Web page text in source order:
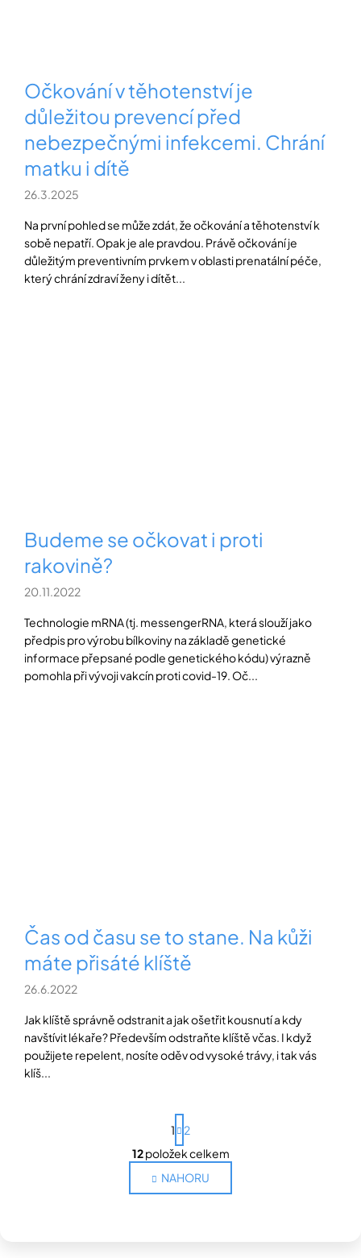
Očkování v těhotenství je
důležitou prevencí před
nebezpečnými infekcemi. Chrání
matku i dítě
26.3.2025
Na první pohled se může zdát, že očkování a těhotenství k
sobě nepatří. Opak je ale pravdou. Právě očkování je
důležitým preventivním prvkem v oblasti prenatální péče,
který chrání zdraví ženy i dítět...
Budeme se očkovat i proti
rakovině?
20.11.2022
Technologie mRNA (tj. messengerRNA, která slouží jako
předpis pro výrobu bílkoviny na základě genetické
informace přepsané podle genetického kódu) výrazně
pomohla při vývoji vakcín proti covid-19. Oč...
Čas od času se to stane. Na kůži
máte přisáté klíště
26.6.2022
Jak klíště správně odstranit a jak ošetřit kousnutí a kdy
navštívit lékaře? Především odstraňte klíště včas. I když
použijete repelent, nosíte oděv od vysoké trávy, i tak vás
klíš...
O
v
l
S
t
r
á
n
1
2
12položek celkem
NAHORU